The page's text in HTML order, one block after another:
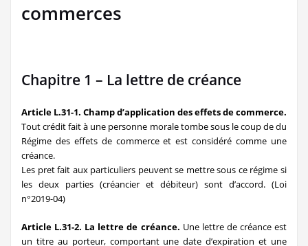
commerces
Chapitre 1 – La lettre de créance
Article L.31-1. Champ d’application des effets de commerce.
Tout crédit fait à une personne morale tombe sous le coup de du
Régime des effets de commerce et est considéré comme une
créance.
Les pret fait aux particuliers peuvent se mettre sous ce régime si
les deux parties (créancier et débiteur) sont d’accord. (Loi
n°2019-04)
Article L.31-2. La lettre de créance. Une lettre de créance est
un titre au porteur, comportant une date d’expiration et une